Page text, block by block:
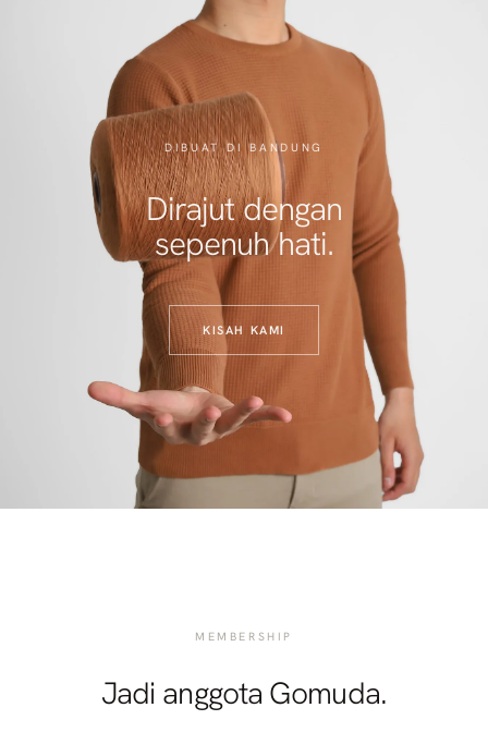
DIBUAT DI BANDUNG
Dirajut dengan
sepenuh hati.
KISAH KAMI
MEMBERSHIP
Jadi anggota Gomuda.